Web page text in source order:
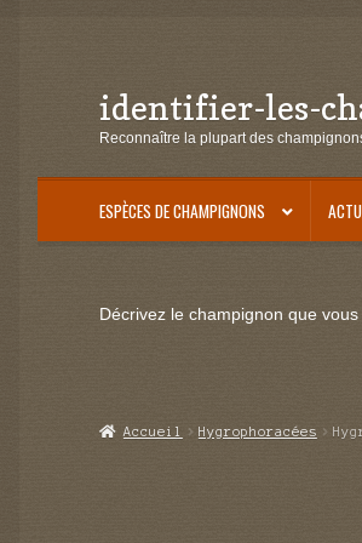
Aller
à
navigation
Aller
au
identifier-les-
Reconnaître la plupart des
ESPÈCES DE CHAMPIGNONS
Décrivez le champignon que
Accueil Hygrophoracées